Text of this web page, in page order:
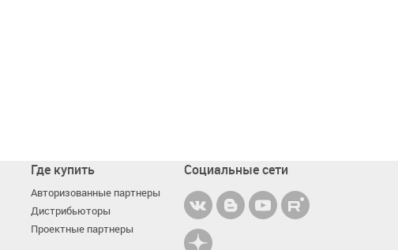
Где купить
Авторизованные партнеры
Дистрибьюторы
Проектные партнеры
Социальные сети